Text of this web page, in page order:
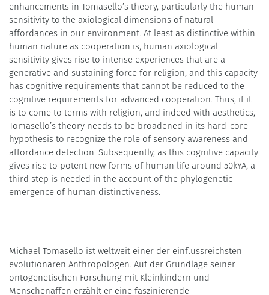
enhancements in Tomasello’s theory, particularly the human
sensitivity to the axiological dimensions of natural
affordances in our environment. At least as distinctive within
human nature as cooperation is, human axiological
sensitivity gives rise to intense experiences that are a
generative and sustaining force for religion, and this capacity
has cognitive requirements that cannot be reduced to the
cognitive requirements for advanced cooperation. Thus, if it
is to come to terms with religion, and indeed with aesthetics,
Tomasello’s theory needs to be broadened in its hard-core
hypothesis to recognize the role of sensory awareness and
affordance detection. Subsequently, as this cognitive capacity
gives rise to potent new forms of human life around 50kYA, a
third step is needed in the account of the phylogenetic
emergence of human distinctiveness.
Michael Tomasello ist weltweit einer der einflussreichsten
evolutionären Anthropologen. Auf der Grundlage seiner
ontogenetischen Forschung mit Kleinkindern und
Menschenaffen erzählt er eine faszinierende